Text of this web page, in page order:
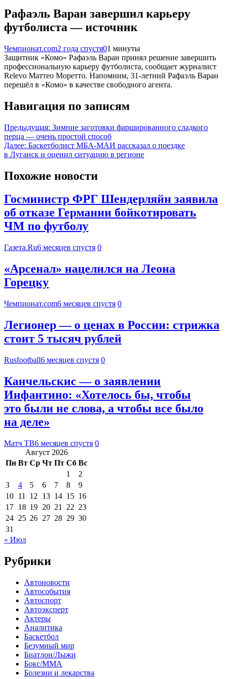
Рафаэль Варан завершил карьеру
футболиста — источник
Чемпионат.com2 года спустя01 минуты
Защитник «Комо» Рафаэль Варан принял решение завершить
профессиональную карьеру футболиста, сообщает журналист
Relevo Маттео Моретто. Напомним, 31-летний Рафаэль Варан
перешёл в «Комо» в качестве свободного агента.
Навигация по записям
Предыдущая: Зимние заготовки фаршированного сладкого
перца — очень простой способ
Далее: Баскетболист МБА-МАИ рассказал о поездке
в Луганск и оценил ситуацию в регионе
Похожие новости
Госминистр ФРГ Шендерляйн заявила
об отказе Германии бойкотировать
ЧМ по футболу
Газета.Ru6 месяцев спустя 0
«Арсенал» нацелился на Леона
Горецку
Чемпионат.com6 месяцев спустя 0
Легионер — о ценах в России: стрижка
стоит 5 тысяч рублей
Rusfootball6 месяцев спустя 0
Канчельскис — о заявлении
Инфантино: «Хотелось бы, чтобы
это были не слова, а чтобы все было
на деле»
Матч ТВ6 месяцев спустя 0
Август 2026
Пн Вт Ср Чт Пт Сб Вс
1
2
3
4 5 6 7 8
9
10 11 12 13 14 15 16
17 18 19 20 21 22 23
24 25 26 27 28 29 30
31
« Июл
Рубрики
Автоновости
Автособытия
Автоспорт
Автоэксперт
Актеры
Аналитика
Баскетбол
Безумный мир
Биатлон/Лыжи
Бокс/MMA
Болезни и лекарства